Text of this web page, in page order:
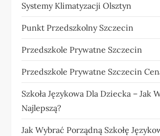
Systemy Klimatyzacji Olsztyn
Punkt Przedszkolny Szczecin
Przedszkole Prywatne Szczecin
Przedszkole Prywatne Szczecin
Szkoła Językowa Dla Dziecka – Jak
Najlepszą?
Jak Wybrać Porządną Szkołę